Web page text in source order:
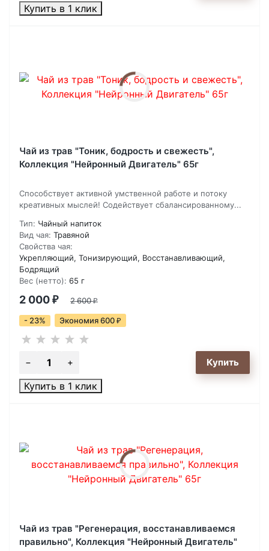
Купить в 1 клик
Чай из трав "Тоник, бодрость и свежесть",
Коллекция "Нейронный Двигатель" 65г
Способствует активной умственной работе и потоку
креативных мыслей! Содействует сбалансированному...
Тип: Чайный напиток
Вид чая: Травяной
Свойства чая:
Укрепляющий, Тонизирующий, Восстанавливающий,
Бодрящий
Вес (нетто): 65 г
2 000 ₽ 2 600₽
- 23% Экономия 600 ₽
Купить в 1 клик
Чай из трав "Регенерация, восстанавливаемся
правильно", Коллекция "Нейронный Двигатель"